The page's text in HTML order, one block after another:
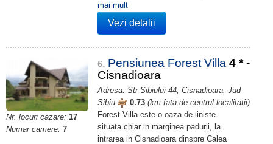
mai mult
Vezi detalii
Nr. locuri cazare: 17
Numar camere: 7
6. Pensiunea Forest Villa 4 * -
Cisnadioara
Adresa: Str Sibiului 44, Cisnadioara, Jud
Sibiu
0.73 (km fata de centrul localitatii)
Forest Villa este o oaza de liniste
situata chiar in marginea padurii, la
intrarea in Cisnadioara dinspre Calea